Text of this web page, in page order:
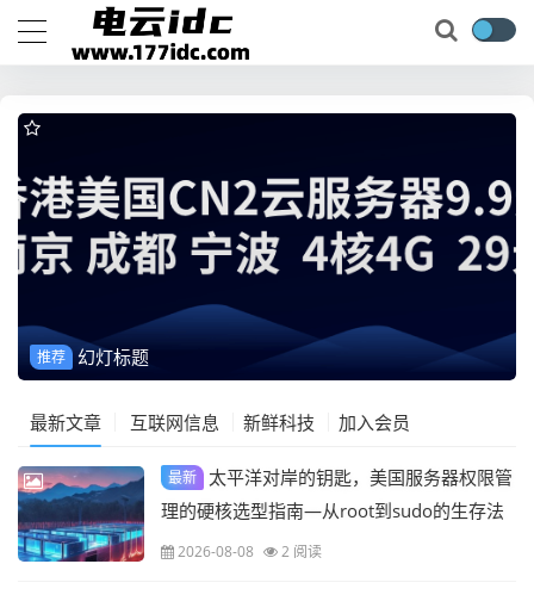
推荐 幻灯标题
最新文章 互联网信息 新鲜科技 加入会员
最新
太平洋对岸的钥匙，美国服务器权限管
理的硬核选型指南—从root到sudo的生存法
则2026-08-08 2 阅读